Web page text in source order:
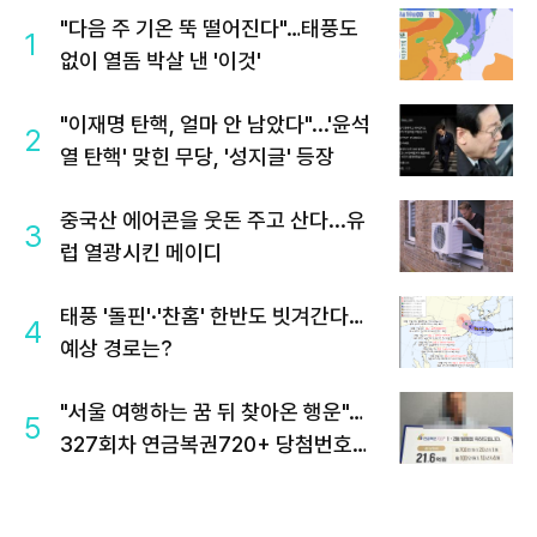
1
"다음 주 기온 뚝 떨어진다"…태풍도
없이 열돔 박살 낸 '이것'
2
"이재명 탄핵, 얼마 안 남았다"...'윤석
열 탄핵' 맞힌 무당, '성지글' 등장
3
중국산 에어콘을 웃돈 주고 산다...유
럽 열광시킨 메이디
4
태풍 '돌핀'·'찬홈' 한반도 빗겨간다…
예상 경로는?
5
"서울 여행하는 꿈 뒤 찾아온 행운"…
327회차 연금복권720+ 당첨번호조